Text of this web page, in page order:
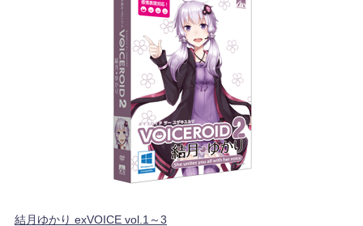
結月ゆかり exVOICE vol.1～3